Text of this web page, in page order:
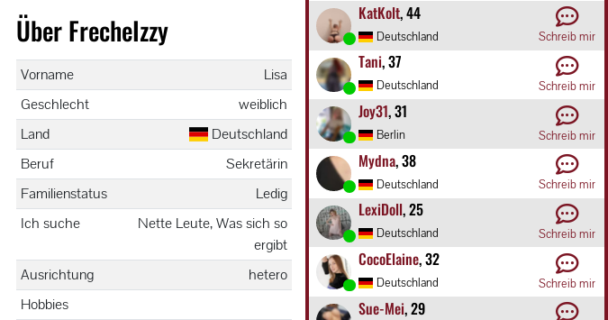
Über FrecheIzzy
Vorname
Lisa
Geschlecht
weiblich
Land
Deutschland
Beruf
Sekretärin
Familienstatus
Ledig
Ich suche
Nette Leute, Was sich so
ergibt
Ausrichtung
hetero
Hobbies
KatKolt, 44
Deutschland Schreib mir
Tani, 37
Deutschland Schreib mir
Joy31, 31
Berlin Schreib mir
Mydna, 38
Deutschland Schreib mir
LexiDoll, 25
Deutschland Schreib mir
CocoElaine, 32
Deutschland Schreib mir
Sue-Mei, 29